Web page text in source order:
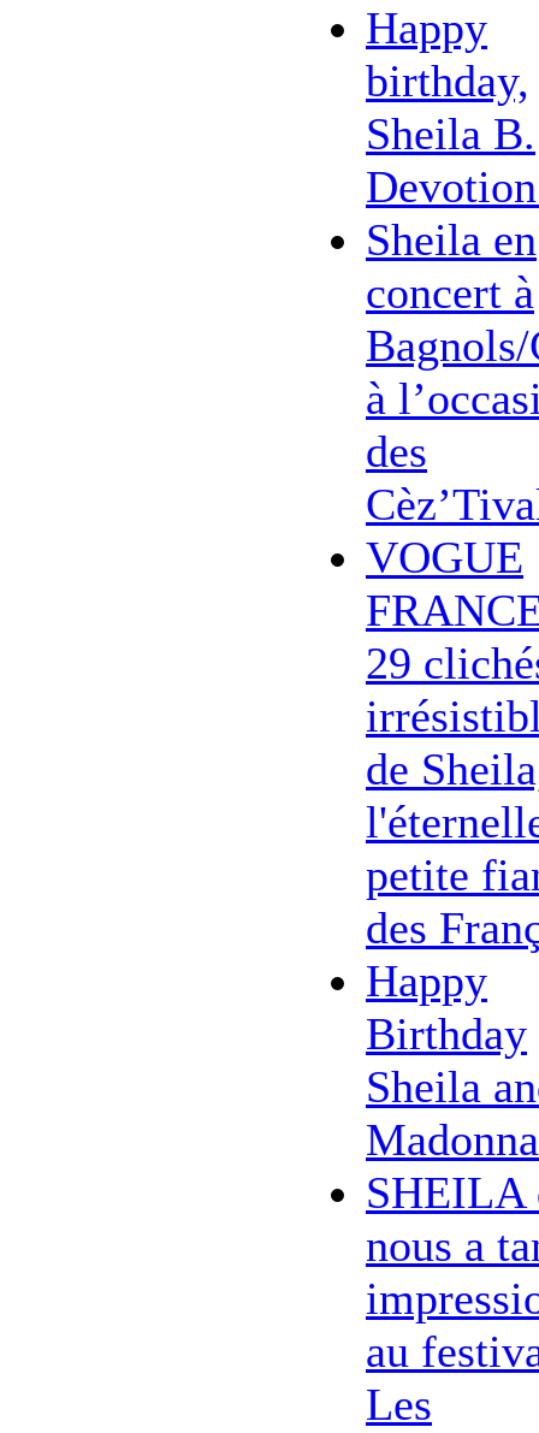
Happy
birthday,
Sheila B.
Sheila en
concert à
Bagnols/
à
des
VOGUE
29
de
petite
des
Happy
Birthday
Sheila
Madonna
SHEILA
nous a
au
Les